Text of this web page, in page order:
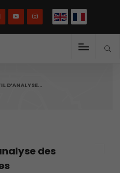
D’ANALYSE…
des
English(English)